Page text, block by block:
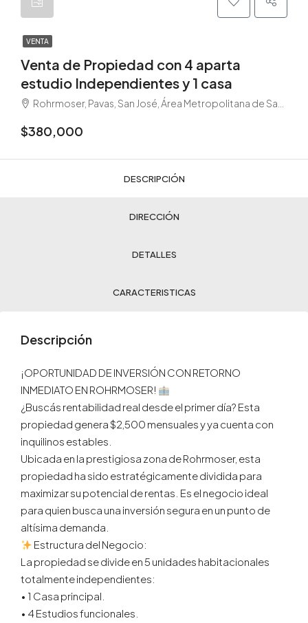
VENTA
Venta de Propiedad con 4 aparta
estudio Independientes y 1 casa
Rohrmoser, Pavas, San José, Área Metropolitana de San José, San José, 10109, Costa Rica
$380,000
DESCRIPCIÓN
DIRECCIÓN
DETALLES
CARACTERISTICAS
Descripción
¡OPORTUNIDAD DE INVERSIÓN CON RETORNO
INMEDIATO EN ROHRMOSER!
¿Buscás rentabilidad real desde el primer día? Esta
propiedad genera $2,500 mensuales y ya cuenta con
inquilinos estables.
Ubicada en la prestigiosa zona de Rohrmoser, esta
propiedad ha sido estratégicamente dividida para
maximizar su potencial de rentas. Es el negocio ideal
para quien busca una inversión segura en un punto de
altísima demanda.
Estructura del Negocio:
La propiedad se divide en 5 unidades habitacionales
totalmente independientes:
•⁠ ⁠1 Casa principal.
•⁠ ⁠4 Estudios funcionales.